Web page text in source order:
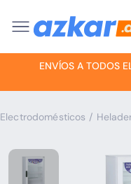
ENVÍOS A TODOS
Electrodomésticos /